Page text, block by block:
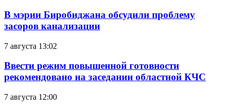
В мэрии Биробиджана обсудили проблему
засоров канализации
7 августа 13:02
Ввести режим повышенной готовности
рекомендовано на заседании областной КЧС
7 августа 12:00